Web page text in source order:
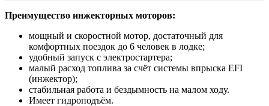
Преимущество инжекторных моторов:
мощный и скоростной мотор, достаточный для
комфортных поездок до 6 человек в лодке;
удобный запуск с электростартера;
малый расход топлива за счёт системы впрыска EFI
(инжектор);
стабильная работа и бездымность на малом ходу.
Имеет гидроподъём.